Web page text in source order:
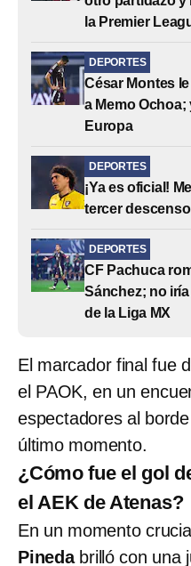
la Premier
DEPORTES
César Montes
a Memo
Europa
DEPORTES
¡Ya es oficial!
tercer
DEPORTES
CF Pachuca
Sánchez; no
de la Liga MX
El marcador final fue
el PAOK, en un
espectadores al
último momento.
¿Cómo fue el gol
el AEK de Atenas?
En un momento
Pinedabrilló con una